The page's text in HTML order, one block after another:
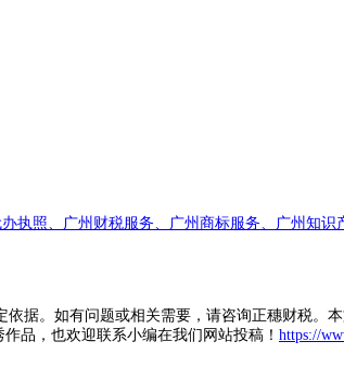
执照、广州财税服务、广州商标服务、广州知
据。如有问题或相关需要，请咨询正穗财税
品，也欢迎联系小编在我们网站投稿！ https://